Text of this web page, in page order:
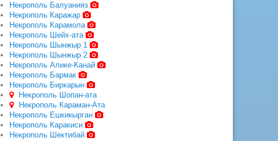
Некрополь Балуанияз
Некрополь Каражар
Некрополь Карамола
Некрополь Шейх-ата
Некрополь Шынжыр 1
Некрополь Шынжыр 2
Некрополь Алике-Канай
Некрополь Бармак
Некрополь Биркарын
Некрополь Шопан-ата
Некрополь Караман-Ата
Некрополь Ешкикырган
Некрополь Каракиси
Некрополь Шектибай